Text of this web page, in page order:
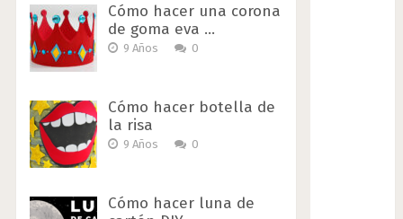
Cómo hacer una corona
de goma eva …
9 Años 0
Cómo hacer botella de
la risa
9 Años 0
Cómo hacer luna de